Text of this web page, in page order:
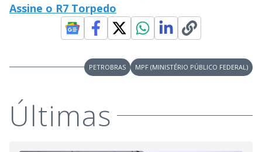
Assine o R7 Torpedo
PETROBRAS MPF (MINISTÉRIO PÚBLICO FEDERAL)
Últimas